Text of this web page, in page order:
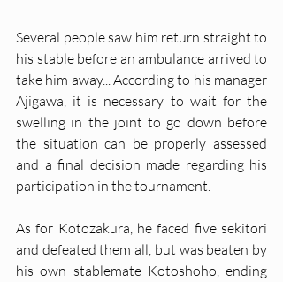
Several people saw him return straight to
his stable before an ambulance arrived to
take him away... According to his manager
Ajigawa, it is necessary to wait for the
swelling in the joint to go down before
the situation can be properly assessed
and a final decision made regarding his
participation in the tournament.
As for Kotozakura, he faced five sekitori
and defeated them all, but was beaten by
his own stablemate Kotoshoho, ending